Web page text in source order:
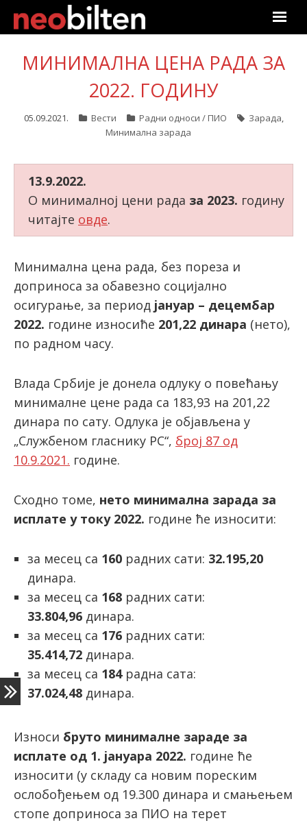
Почетна
Актуелно
Линкови
О нама
Пријава
latinica
МИНИМАЛНА ЦЕНА РАДА ЗА
2022. ГОДИНУ
05.09.2021. Вести Радни односи / ПИО Зарада,
Минимална зарада
13.9.2022.
О минималној цени рада за 2023. годину
читајте овде.
Минимална цена рада, без пореза и
доприноса за обавезно социјално
осигурање, за период јануар – децембар
2022. године износиће 201,22 динара (нето),
по радном часу.
Влада Србије је донела одлуку о повећању
минималне цене рада са 183,93 на 201,22
динара по сату. Одлука је објављена у
„Службеном гласнику РС“, број 87 од
10.9.2021. године.
Сходно томе, нето минимална зарада за
исплате у току 2022. године ће износити:
за месец са 160 радних сати: 32.195,20
динара.
за месец са 168 радних сати:
33.804,96 динара.
за месец са 176 радних сати:
35.414,72 динара.
за месец са 184радна сата:
37.024,48 динара.
Износи бруто минималне зараде за
исплате од 1. јануара 2022. године ће
износити (у складу са новим пореским
ослобођењем од 19.300 динара и смањењем
стопе доприноса за ПИО на терет